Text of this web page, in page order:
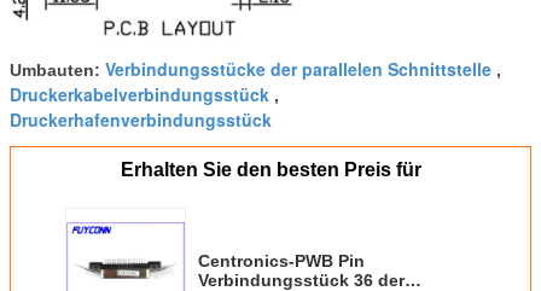
Umbauten: Verbindungsstücke der parallelen Schnittstelle ,
Druckerkabelverbindungsstück ,
Druckerhafenverbindungsstück
Erhalten Sie den besten Preis für
Centronics-PWB Pin
Verbindungsstück 36 der